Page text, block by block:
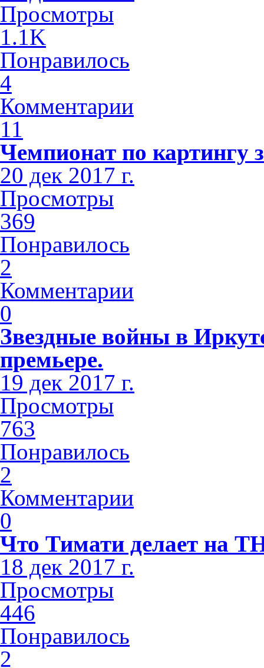
Просмотры
1.1K
Понравилось
4
Комментарии
11
Чемпионат по картингу
20 дек 2017 г.
Просмотры
369
Понравилось
2
Комментарии
0
Звездные войны в
премьере.
19 дек 2017 г.
Просмотры
763
Понравилось
2
Комментарии
0
Что Тимати делает на
18 дек 2017 г.
Просмотры
446
Понравилось
2